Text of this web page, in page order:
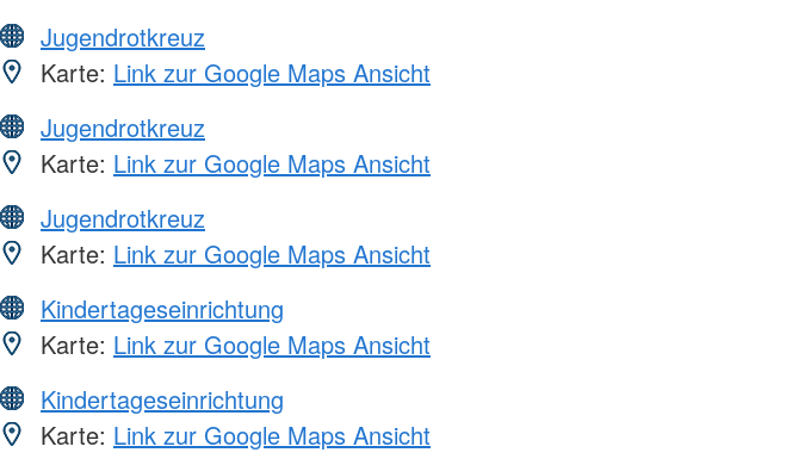
Jugendrotkreuz
Karte: Link zur Google Maps Ansicht
Jugendrotkreuz
Karte: Link zur Google Maps Ansicht
Jugendrotkreuz
Karte: Link zur Google Maps Ansicht
Kindertageseinrichtung
Karte: Link zur Google Maps Ansicht
Kindertageseinrichtung
Karte: Link zur Google Maps Ansicht